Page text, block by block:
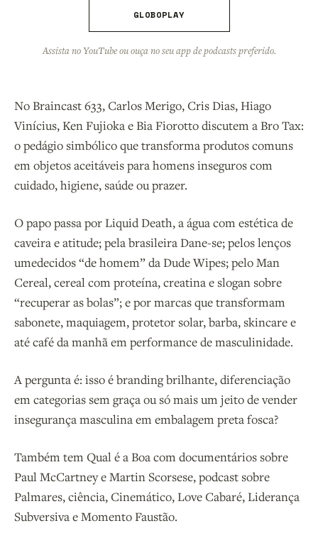
GLOBOPLAY
Assista no YouTube ou ouça no seu app de podcasts preferido.
No Braincast 633, Carlos Merigo, Cris Dias, Hiago
Vinícius, Ken Fujioka e Bia Fiorotto discutem a Bro Tax:
o pedágio simbólico que transforma produtos comuns
em objetos aceitáveis para homens inseguros com
cuidado, higiene, saúde ou prazer.
O papo passa por Liquid Death, a água com estética de
caveira e atitude; pela brasileira Dane-se; pelos lenços
umedecidos “de homem” da Dude Wipes; pelo Man
Cereal, cereal com proteína, creatina e slogan sobre
“recuperar as bolas”; e por marcas que transformam
sabonete, maquiagem, protetor solar, barba, skincare e
até café da manhã em performance de masculinidade.
A pergunta é: isso é branding brilhante, diferenciação
em categorias sem graça ou só mais um jeito de vender
insegurança masculina em embalagem preta fosca?
Também tem Qual é a Boa com documentários sobre
Paul McCartney e Martin Scorsese, podcast sobre
Palmares, ciência, Cinemático, Love Cabaré, Liderança
Subversiva e Momento Faustão.